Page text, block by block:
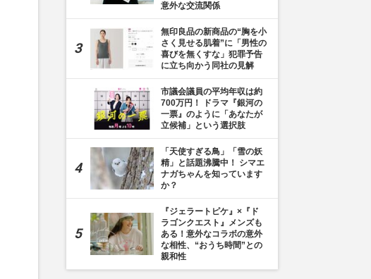
意外な交流関係
無印良品の新商品の“胸を小
さく見せる肌着”に「男性の
喜びを無くすな」犯罪予告
に立ち向かう同社の見解
市議会議員の平均年収は約
700万円！ ドラマ『銀河の
一票』のように「あなたが
立候補」という選択肢
「天使すぎる鳥」「雪の妖
精」と話題沸騰中！ シマエ
ナガちゃんを知っています
か？
『ジェラートピケ』×『ド
ラゴンクエスト』メンズも
ある！意外なコラボの意外
な相性、“おうち時間”との
親和性